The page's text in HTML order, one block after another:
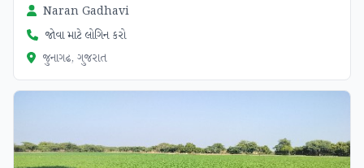
Naran Gadhavi
જોવા માટે લોગિન કરો
જુનાગઢ, ગુજરાત